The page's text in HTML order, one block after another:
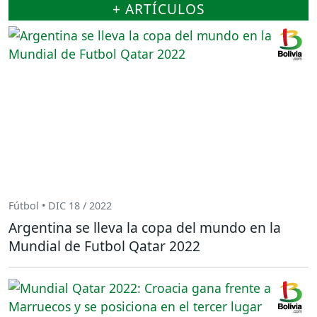
+ ARTÍCULOS
Fútbol • DIC 18 / 2022
Argentina se lleva la copa del mundo en la
Mundial de Futbol Qatar 2022